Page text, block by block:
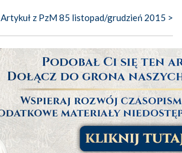
Artykuł z PzM 85 listopad/grudzień 2015 >